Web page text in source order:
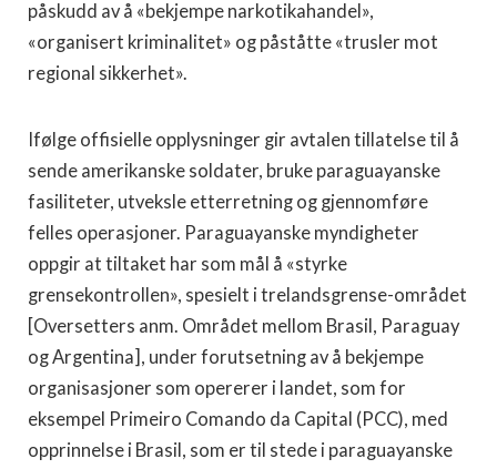
påskudd av å «bekjempe narkotikahandel»,
«organisert kriminalitet» og påståtte «trusler mot
regional sikkerhet».
Ifølge offisielle opplysninger gir avtalen tillatelse til å
sende amerikanske soldater, bruke paraguayanske
fasiliteter, utveksle etterretning og gjennomføre
felles operasjoner. Paraguayanske myndigheter
oppgir at tiltaket har som mål å «styrke
grensekontrollen», spesielt i trelandsgrense-området
[Oversetters anm. Området mellom Brasil, Paraguay
og Argentina], under forutsetning av å bekjempe
organisasjoner som opererer i landet, som for
eksempel Primeiro Comando da Capital (PCC), med
opprinnelse i Brasil, som er til stede i paraguayanske